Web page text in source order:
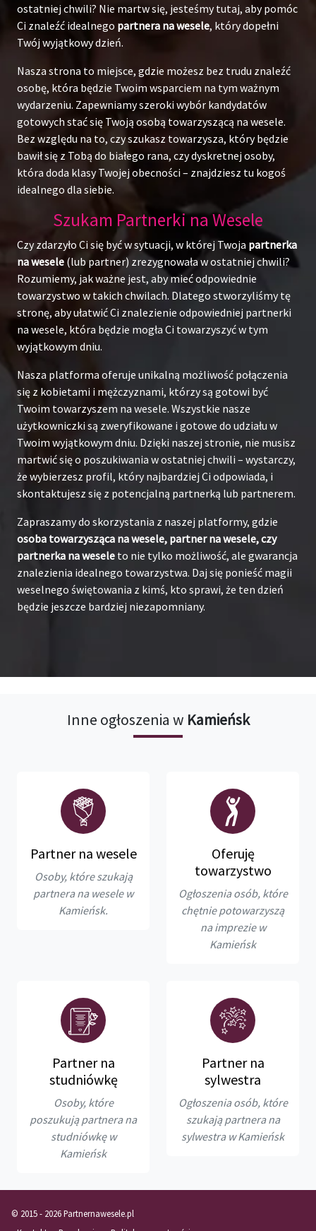
ostatniej chwili? Nie martw się, jesteśmy tutaj, aby pomóc
Ci znaleźć idealnego partnera na wesele, który dopełni
Twój wyjątkowy dzień.
Nasza strona to miejsce, gdzie możesz bez trudu znaleźć
osobę, która będzie Twoim wsparciem na tym ważnym
wydarzeniu. Zapewniamy szeroki wybór kandydatów
gotowych stać się Twoją osobą towarzyszącą na wesele.
Bez względu na to, czy szukasz towarzysza, który będzie
bawił się z Tobą do białego rana, czy dyskretnej osoby,
która doda klasy Twojej obecności – znajdziesz tu kogoś
idealnego dla siebie.
Szukam Partnerki na Wesele
Czy zdarzyło Ci się być w sytuacji, w której Twoja partnerka
na wesele (lub partner) zrezygnowała w ostatniej chwili?
Rozumiemy, jak ważne jest, aby mieć odpowiednie
towarzystwo w takich chwilach. Dlatego stworzyliśmy tę
stronę, aby ułatwić Ci znalezienie odpowiedniej partnerki
na wesele, która będzie mogła Ci towarzyszyć w tym
wyjątkowym dniu.
Nasza platforma oferuje unikalną możliwość połączenia
się z kobietami i mężczyznami, którzy są gotowi być
Twoim towarzyszem na wesele. Wszystkie nasze
użytkowniczki są zweryfikowane i gotowe do udziału w
Twoim wyjątkowym dniu. Dzięki naszej stronie, nie musisz
martwić się o poszukiwania w ostatniej chwili – wystarczy,
że wybierzesz profil, który najbardziej Ci odpowiada, i
skontaktujesz się z potencjalną partnerką lub partnerem.
Zapraszamy do skorzystania z naszej platformy, gdzie
osoba towarzysząca na wesele, partner na wesele, czy
partnerka na wesele to nie tylko możliwość, ale gwarancja
znalezienia idealnego towarzystwa. Daj się ponieść magii
weselnego świętowania z kimś, kto sprawi, że ten dzień
będzie jeszcze bardziej niezapomniany.
Inne ogłoszenia w Kamieńsk
Partner na wesele
Osoby, które szukają
partnera na wesele w
Kamieńsk.
Oferuję
towarzystwo
Ogłoszenia osób, które
chętnie potowarzyszą
na imprezie w
Kamieńsk
Partner na
studniówkę
Osoby, które
poszukują partnera na
studniówkę w
Kamieńsk
Partner na
sylwestra
Ogłoszenia osób, które
szukają partnera na
sylwestra w Kamieńsk
© 2015 - 2026 Partnernawesele.pl